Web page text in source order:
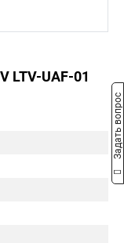
LTV-UAF-01
Задать вопрос